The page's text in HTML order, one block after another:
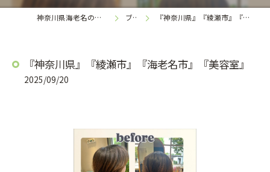
神奈川県海老名の美容室なら koselig
ブログ 『神奈川県』『綾瀬市』『海老名市』『美容室』
『神奈川県』『綾瀬市』『海老名市』『美容室』
2025/09/20